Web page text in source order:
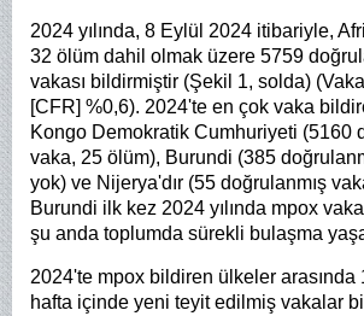
2024 yılında, 8 Eylül 2024 itibariyle,
32 ölüm dahil olmak üzere 5759
vakası bildirmiştir (Şekil 1, solda)
[CFR] %0,6). 2024'te en çok vaka
Kongo Demokratik Cumhuriyeti (5160
vaka, 25 ölüm), Burundi (385
yok) ve Nijerya'dır (55 doğrulanmış
Burundi ilk kez 2024 yılında mpox
şu anda toplumda sürekli bulaşma
2024'te mpox bildiren ülkeler arasında
hafta içinde yeni teyit edilmiş vakalar